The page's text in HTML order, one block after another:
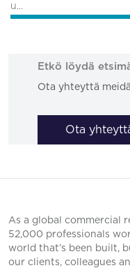
u...
Etkö löydä
Ota yhteyttä
Ota
As a global commercial
52,000 professionals
world that’s been built,
our clients, colleagues